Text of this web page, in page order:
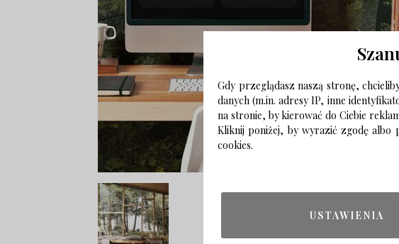
Gdy przeglądasz naszą stronę,
danych (m.in. adresy IP, inne
na stronie, by kierować do Ciebie
Kliknij poniżej, by wyrazić zgodę albo
cookies.
USTAWIENIA